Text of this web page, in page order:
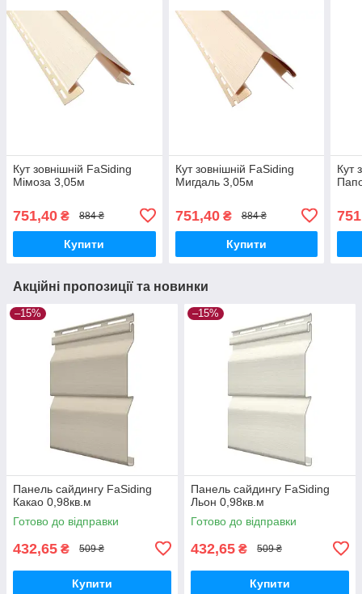
Кут зовнішній FaSiding
Мімоза 3,05м
751,40 ₴ 884 ₴
Купити
Кут зовнішній FaSiding
Мигдаль 3,05м
751,40₴ 884 ₴
Купити
Кут
Акційні пропозиції та новинки
–15%
Панель сайдингу FaSiding
Какао 0,98кв.м
Готово до відправки
432,65 ₴ 509 ₴
Купити
–15%
Панель сайдингу FaSiding
Льон 0,98кв.м
Готово до відправки
432,65 ₴ 509 ₴
Купити